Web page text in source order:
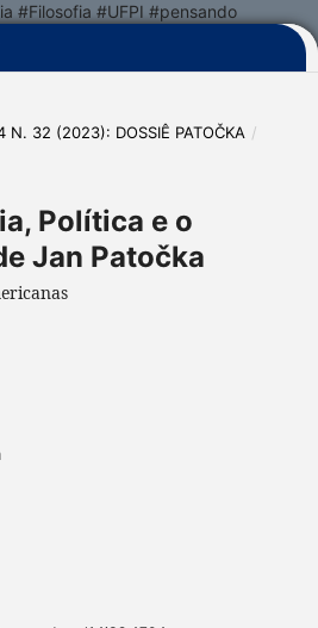
#Filosofia #UFPI #pensando
N. 32 (2023): DOSSIÊ PATOČKA /
Política e o
Jan Patočka